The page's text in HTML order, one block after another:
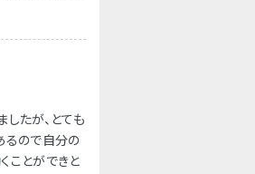
たが、とても
るので自分の
ことができと